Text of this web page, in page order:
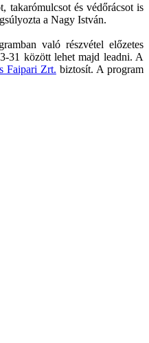
takarómulcsot és védőrácsot is
a Nagy István.
való részvétel előzetes
31 között lehet majd leadni. A
Faipari Zrt. biztosít. A program